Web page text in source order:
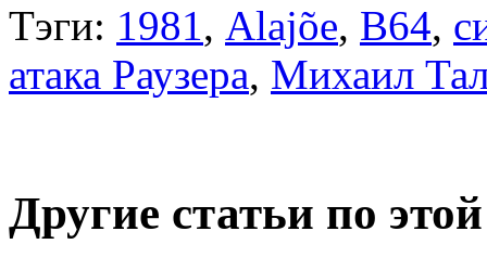
Тэги: 1981, Alajõe, B64,
атака Раузера, Михаил
Другие статьи по